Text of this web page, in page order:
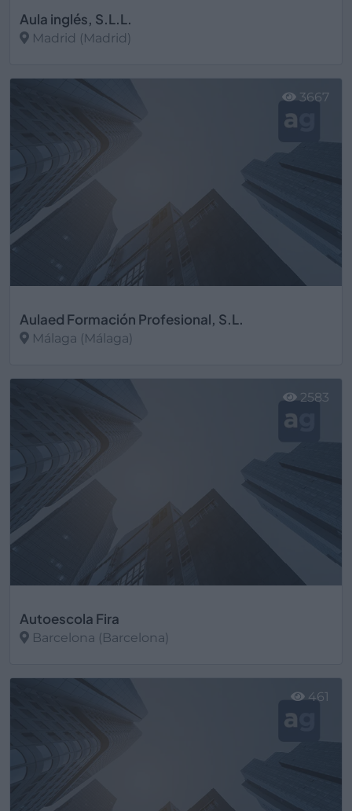
Aula inglés, S.L.L.
Madrid (Madrid)
Aulaed Formación Profesional, S.L.
Málaga (Málaga)
3667
Autoescola Fira
Barcelona (Barcelona)
2583
461